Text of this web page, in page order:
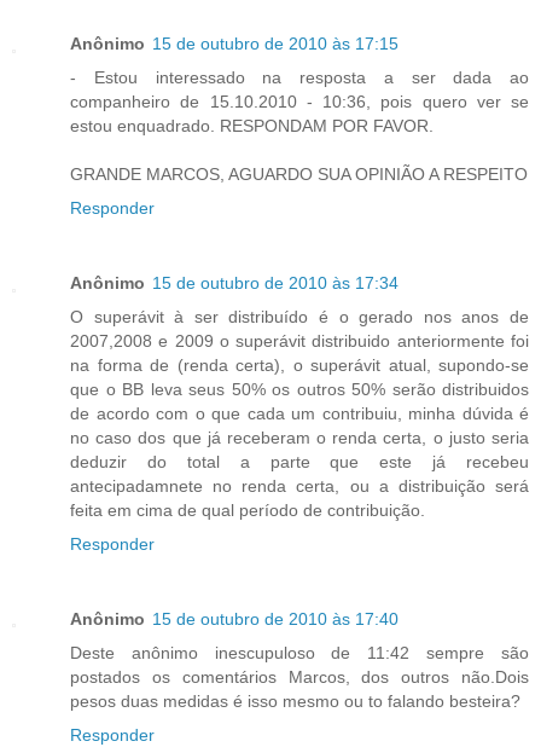
Anônimo 15 de outubro de 2010 às 17:15
- Estou interessado na resposta a ser dada ao
companheiro de 15.10.2010 - 10:36, pois quero ver se
estou enquadrado. RESPONDAM POR FAVOR.
GRANDE MARCOS, AGUARDO SUA OPINIÃO A RESPEITO
Responder
Anônimo 15 de outubro de 2010 às 17:34
O superávit à ser distribuído é o gerado nos anos de
2007,2008 e 2009 o superávit distribuido anteriormente foi
na forma de (renda certa), o superávit atual, supondo-se
que o BB leva seus 50% os outros 50% serão distribuidos
de acordo com o que cada um contribuiu, minha dúvida é
no caso dos que já receberam o renda certa, o justo seria
deduzir do total a parte que este já recebeu
antecipadamnete no renda certa, ou a distribuição será
feita em cima de qual período de contribuição.
Responder
Anônimo 15 de outubro de 2010 às 17:40
Deste anônimo inescupuloso de 11:42 sempre são
postados os comentários Marcos, dos outros não.Dois
pesos duas medidas é isso mesmo ou to falando besteira?
Responder